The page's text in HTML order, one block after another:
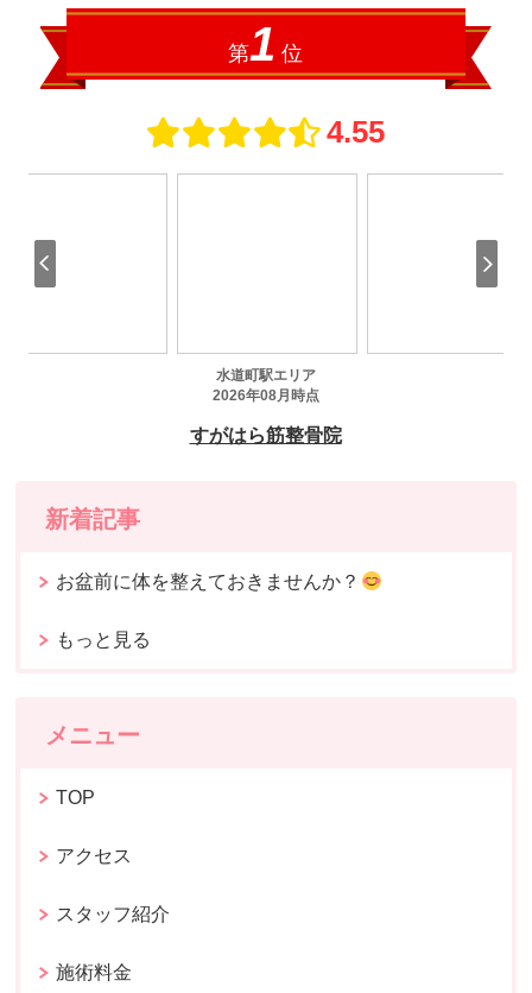
新着記事
お盆前に体を整えておきませんか？
もっと見る
メニュー
TOP
アクセス
スタッフ紹介
施術料金